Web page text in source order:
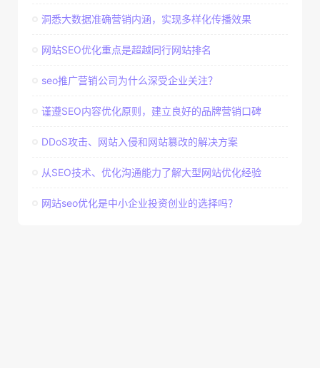
洞悉大数据准确营销内涵，实现多样化传播效果
网站SEO优化重点是超越同行网站排名
seo推广营销公司为什么深受企业关注？
谨遵SEO内容优化原则，建立良好的品牌营销口碑
DDoS攻击、网站入侵和网站篡改的解决方案
从SEO技术、优化沟通能力了解大型网站优化经验
网站seo优化是中小企业投资创业的选择吗？